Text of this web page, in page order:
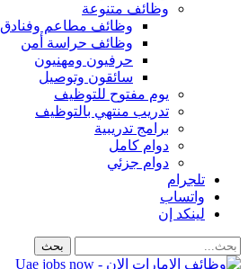
وظائف متنوعة
وظائف مطاعم وفنادق
وظائف حراسة أمن
حرفيون ومهنيون
سائقون وتوصيل
يوم مفتوح للتوظيف
تدريب منتهي بالتوظيف
برامج تدريبية
دوام كامل
دوام جزئي
تلجرام
واتساب
لينكد إن